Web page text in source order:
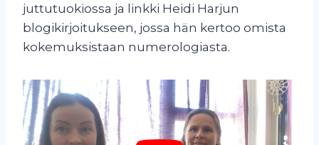
juttutuokiossa ja linkki Heidi Harjun
blogikirjoitukseen, jossa hän kertoo omista
kokemuksistaan numerologiasta.